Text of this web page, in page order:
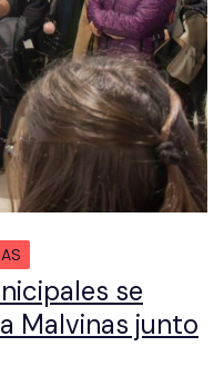
se
Malvinas junto